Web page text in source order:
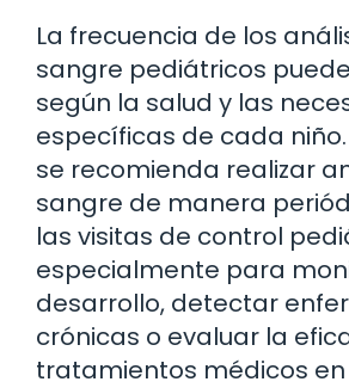
La frecuencia de los
sangre pediátricos
según la salud y las
específicas de cada
se recomienda realizar
sangre de manera
las visitas de control
especialmente para
desarrollo, detectar
crónicas o evaluar la
tratamientos médicos en